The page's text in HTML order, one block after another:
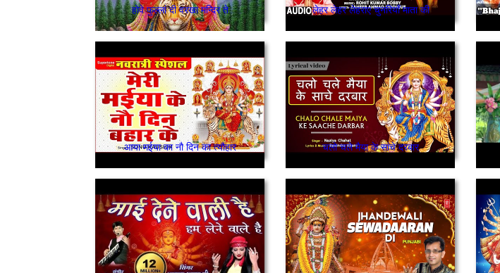
होवे फुल्लां दी वरखा मन्दिर ते लेहर लेहर लेहराए चुनरियाँ माता की
आया मईया का नौ दिन का त्यौहार चलो चले मैया के सांचे दरबार